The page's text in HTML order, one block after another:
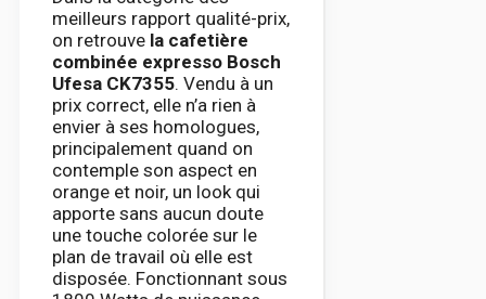
meilleurs rapport qualité-prix,
on retrouve la cafetière
combinée expresso Bosch
Ufesa CK7355. Vendu à un
prix correct, elle n’a rien à
envier à ses homologues,
principalement quand on
contemple son aspect en
orange et noir, un look qui
apporte sans aucun doute
une touche colorée sur le
plan de travail où elle est
disposée. Fonctionnant sous